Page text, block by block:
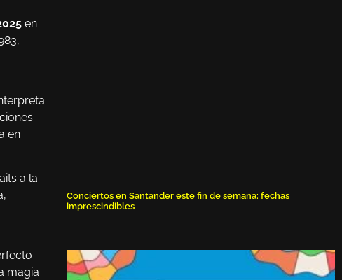
en
en
a la
magia
Conciertos en Santander este fin de semana: fechas
imprescindibles